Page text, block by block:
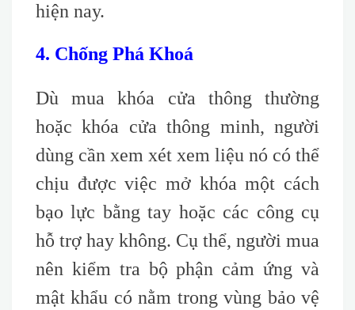
hiện nay.
4. Chống Phá Khoá
Dù mua khóa cửa thông thường
hoặc khóa cửa thông minh, người
dùng cần xem xét xem liệu nó có thể
chịu được việc mở khóa một cách
bạo lực bằng tay hoặc các công cụ
hỗ trợ hay không. Cụ thể, người mua
nên kiểm tra bộ phận cảm ứng và
mật khẩu có nằm trong vùng bảo vệ